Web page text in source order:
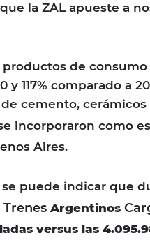
la ZAL apueste a
productos de
y 117% comparado a
cemento,
incorporaron como
Aires.
se puede indicar que
Trenes Argentinos
versus las